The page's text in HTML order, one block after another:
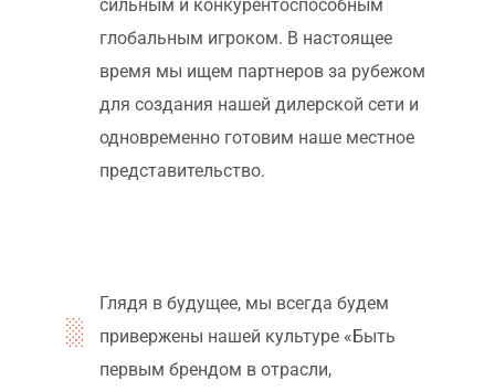
сильным и конкурентоспособным
глобальным игроком. В настоящее
время мы ищем партнеров за рубежом
для создания нашей дилерской сети и
одновременно готовим наше местное
представительство.
Глядя в будущее, мы всегда будем
привержены нашей культуре «Быть
первым брендом в отрасли,